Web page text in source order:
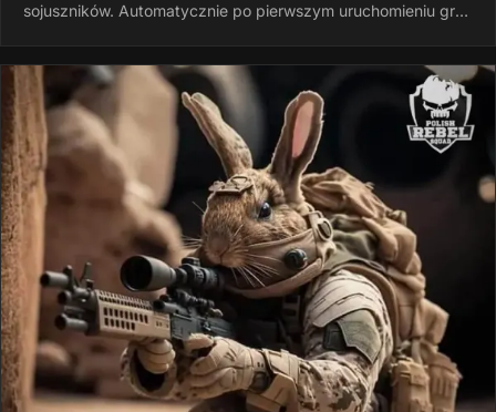
sojuszników. Automatycznie po pierwszym uruchomieniu gry